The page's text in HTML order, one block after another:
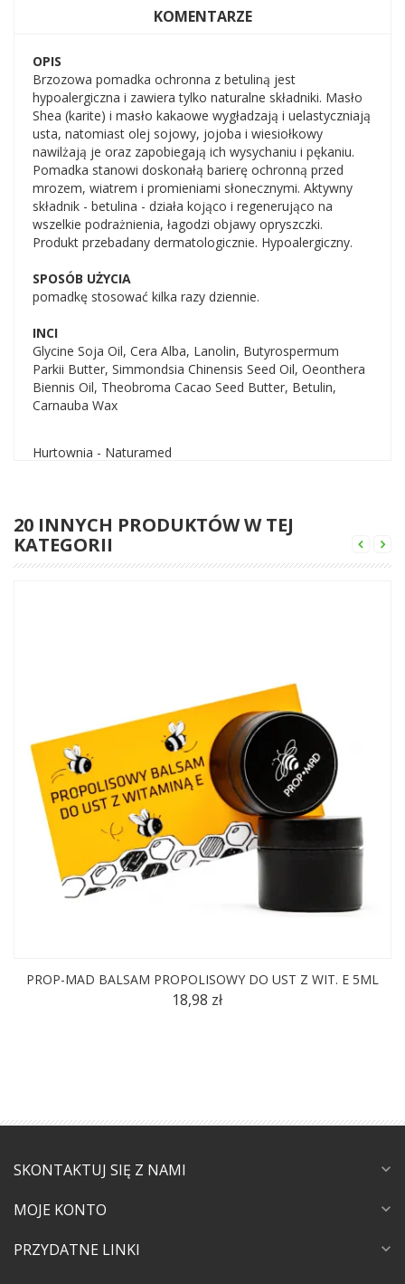
KOMENTARZE
OPIS
Brzozowa pomadka ochronna z betuliną jest
hypoalergiczna i zawiera tylko naturalne składniki. Masło
Shea (karite) i masło kakaowe wygładzają i uelastyczniają
usta, natomiast olej sojowy, jojoba i wiesiołkowy
nawilżają je oraz zapobiegają ich wysychaniu i pękaniu.
Pomadka stanowi doskonałą barierę ochronną przed
mrozem, wiatrem i promieniami słonecznymi. Aktywny
składnik - betulina - działa kojąco i regenerująco na
wszelkie podrażnienia, łagodzi objawy opryszczki.
Produkt przebadany dermatologicznie. Hypoalergiczny.
SPOSÓB UŻYCIA
pomadkę stosować kilka razy dziennie.
INCI
Glycine Soja Oil, Cera Alba, Lanolin, Butyrospermum
Parkii Butter, Simmondsia Chinensis Seed Oil, Oeonthera
Biennis Oil, Theobroma Cacao Seed Butter, Betulin,
Carnauba Wax
Hurtownia - Naturamed
20 INNYCH PRODUKTÓW W TEJ
KATEGORII
PROP-MAD BALSAM PROPOLISOWY DO UST Z WIT. E 5ML
18,98 zł
SKONTAKTUJ SIĘ Z NAMI expand_more
MOJE KONTO expand_more
PRZYDATNE LINKI expand_more